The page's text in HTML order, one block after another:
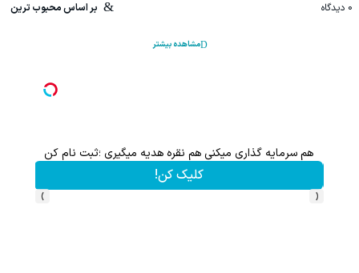
0 دیدگاه بر اساس محبوب ترین
مشاهده بیشتر
هم سرمایه گذاری میکنی هم نقره هدیه میگیری ؛ثبت نام کن
کلیک کن!
‹
›